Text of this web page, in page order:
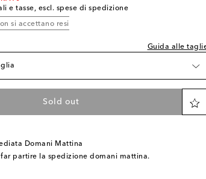
e tasse, escl. spese di spedizione
si accettano resi
Guida alle
wishlist
wishlist
wishlist
Sold out
Domani Mattina
partire la spedizione domani mattina.